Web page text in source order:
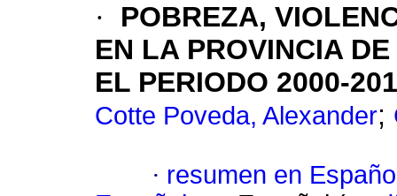
·
POBREZA,
EN LA PROVINCIA
EL PERIODO 2000-
Cotte Poveda, Alexander;
· resumen en